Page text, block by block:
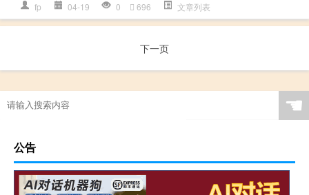
fp 04-19 0 696 文章列表
下一页
☚
公告